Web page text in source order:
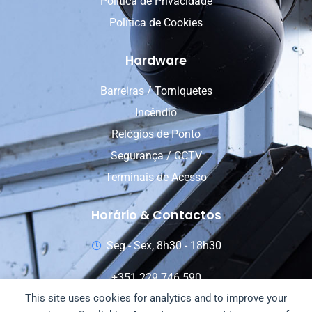
This site uses cookies for analytics and to improve your
Política de Cookies
Hardware
Barreiras / Torniquetes
Incêndio
Relógios de Ponto
Segurança / CCTV
Terminais de Acesso
Horário & Contactos
Seg - Sex, 8h30 - 18h30
+351 229 746 590
+351 911 789 834